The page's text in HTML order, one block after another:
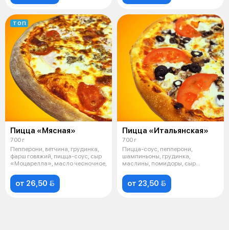
ТОП
Пицца «Мясная»
700 г
Пепперони, ветчина, грудинка,
фарш говяжий, пицца-соус, сыр
«Моцарелла», масло чесночное,
от 26,50 
Пицца «Итальянская»
700 г
Пицца-соус, пепперони,
шампиньоны, грудинка,
маслины, помидоры, сыр
от 23,50 